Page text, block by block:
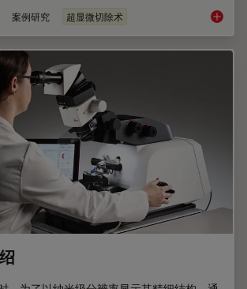
案例研究 超显微切除术 如何通